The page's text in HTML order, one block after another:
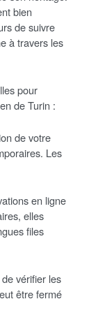
bien
de suivre
à travers les
pour
de Turin :
de votre
Les
en ligne
elles
files
vérifier les
être fermé